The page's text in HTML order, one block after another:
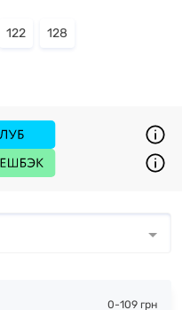
122 128
0-109 грн